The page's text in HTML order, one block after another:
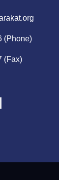
(Phone)
(Fax)